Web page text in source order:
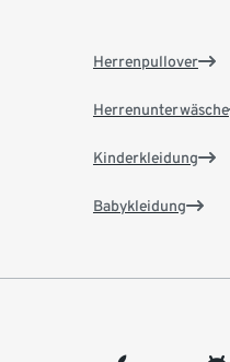
Herrenpullover
Herrenunterwäsche
Kinderkleidung
Babykleidung